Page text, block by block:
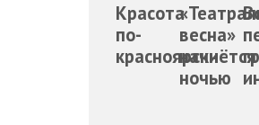
Красота
по-
красноярски
весна»
начнётся
ночью